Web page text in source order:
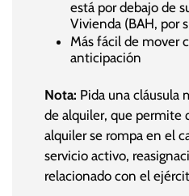
está por debajo de
Vivienda (BAH, por
Más fácil de mover
anticipación
Nota: Pida una cláusula
de alquiler, que permite
alquiler se rompa en el
servicio activo,
relacionado con el